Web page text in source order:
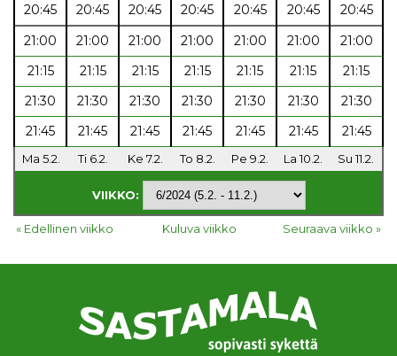
20:45
20:45 20:45 20:45 20:45 20:45
20:45
21:00
21:00 21:00 21:00 21:00 21:00
21:00
21:15
21:15 21:15 21:15 21:15 21:15
21:15
21:30
21:30 21:30 21:30 21:30 21:30
21:30
21:45
21:45 21:45 21:45 21:45 21:45 21:45
Ma 5.2. Ti 6.2. Ke 7.2. To 8.2. Pe 9.2. La 10.2. Su 11.2.
VIIKKO:
« Edellinen viikko Kuluva viikko Seuraava viikko »